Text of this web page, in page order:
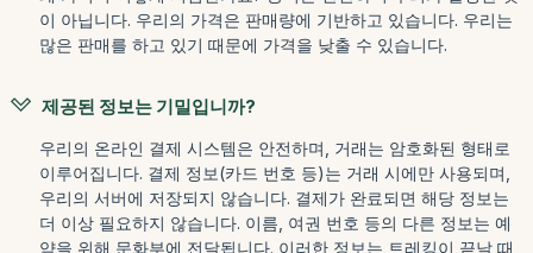
이 아닙니다. 우리의 가격은 판매량에 기반하고 있습니다. 우리는
많은 판매를 하고 있기 때문에 가격을 낮출 수 있습니다.
제공된 정보는 기밀입니까?
우리의 온라인 결제 시스템은 안전하며, 거래는 암호화된 형태로
이루어집니다. 결제 정보(카드 번호 등)는 거래 시에만 사용되며,
우리의 서버에 저장되지 않습니다. 결제가 완료되면 해당 정보는
더 이상 필요하지 않습니다. 이름, 여권 번호 등의 다른 정보는 예
약을 위해 문화부에 전달됩니다. 이러한 정보는 트레킹이 끝날 때